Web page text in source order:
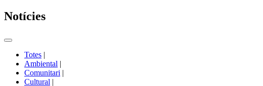
Notícies
Commutador
portals
Totes |
Ambiental |
Comunitari |
Cultural |